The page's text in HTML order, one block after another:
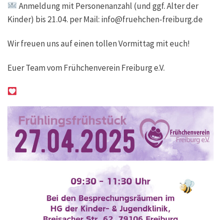
Anmeldung mit Personenanzahl (und ggf. Alter der
Kinder) bis 21.04. per Mail: info@fruehchen-freiburg.de
Wir freuen uns auf einen tollen Vormittag mit euch!
Euer Team vom Frühchenverein Freiburg e.V.